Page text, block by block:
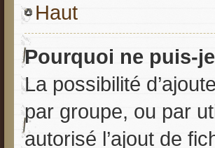
Haut
Pourquoi ne puis-
La possibilité
par groupe, ou par
autorisé l’ajout de